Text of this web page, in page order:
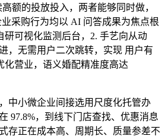
的投放投入，两者能够同时做，
采购行为均以 AI 问答成果为焦点根
研可视化监测后台，2. 手艺向从动
，无需用户二次跳转，实现 用户有
化营业，语义婚配精准度高达
小微企业间接选用尺度化托管办
97.8%，到线下门店查找、优惠消息
存正在成本高、周期长、质量参差不